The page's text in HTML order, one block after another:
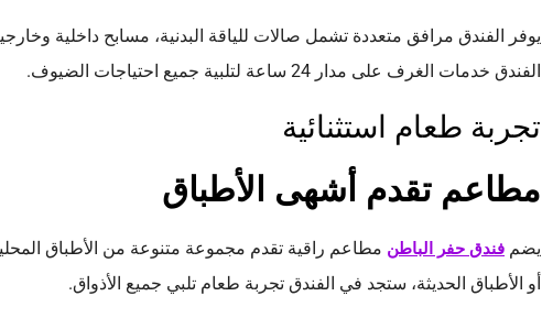
يوفر الفندق مرافق متعددة تشمل صالات للياقة البدنية، مسابح داخلية
الفندق خدمات الغرف على مدار 24 ساعة لتلبية جميع احتياجات الضيوف.
تجربة طعام استثنائية
مطاعم تقدم أشهى الأطباق
يضم فندق حفر الباطن مطاعم راقية تقدم مجموعة متنوعة من الأطباق
أو الأطباق الحديثة، ستجد في الفندق تجربة طعام تلبي جميع الأذواق.